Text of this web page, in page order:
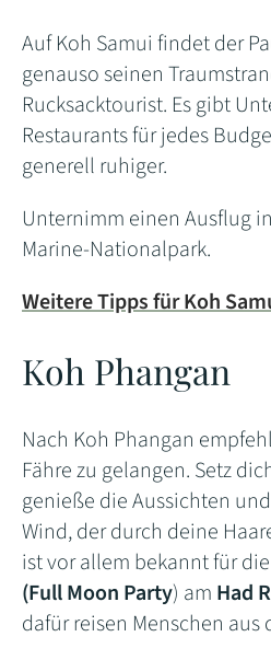
Auf Koh Samui findet der
genauso seinen
Rucksacktourist. Es gibt
Restaurants für jedes
generell ruhiger.
Unternimm einen Ausflug
Marine-Nationalpark.
Weitere Tipps für Koh
Koh Phangan
Nach Koh Phangan
Fähre zu gelangen. Setz
genieße die Aussichten
Wind, der durch deine
ist vor allem bekannt für die
(Full Moon Party) am Had
dafür reisen Menschen aus